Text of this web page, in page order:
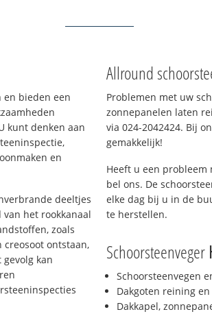
en bieden een
kunt denken aan
en
deeltjes
het rookkanaal
zoals
creosoot ontstaan,
kan
Allround
Problemen met uw
zonnepanelen laten
via 024-2042424. Bij
gemakkelijk!
Heeft u een probleem
bel ons. De
elke dag bij u in de
te herstellen.
Schoorsteenveger
Schoorsteenvegen
Dakgoten reining
Dakkapel,